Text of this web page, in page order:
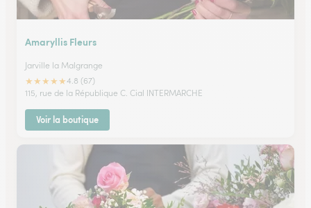
Amaryllis Fleurs
Jarville la Malgrange
★★★★★4.8 (67)
115, rue de la République C. Cial INTERMARCHE
Voir la boutique